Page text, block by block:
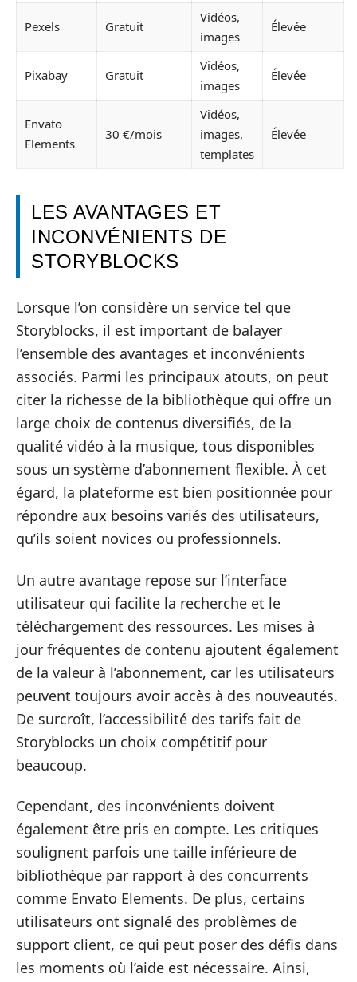
Pexels Gratuit
Vidéos,
images
Élevée
Pixabay Gratuit
Vidéos,
images
Élevée
Envato
Elements
30 €/mois
Vidéos,
images,
templates
Élevée
LES AVANTAGES ET
INCONVÉNIENTS DE
STORYBLOCKS
Lorsque l’on considère un service tel que
Storyblocks, il est important de balayer
l’ensemble des avantages et inconvénients
associés. Parmi les principaux atouts, on peut
citer la richesse de la bibliothèque qui offre un
large choix de contenus diversifiés, de la
qualité vidéo à la musique, tous disponibles
sous un système d’abonnement flexible. À cet
égard, la plateforme est bien positionnée pour
répondre aux besoins variés des utilisateurs,
qu’ils soient novices ou professionnels.
Un autre avantage repose sur l’interface
utilisateur qui facilite la recherche et le
téléchargement des ressources. Les mises à
jour fréquentes de contenu ajoutent également
de la valeur à l’abonnement, car les utilisateurs
peuvent toujours avoir accès à des nouveautés.
De surcroît, l’accessibilité des tarifs fait de
Storyblocks un choix compétitif pour
beaucoup.
Cependant, des inconvénients doivent
également être pris en compte. Les critiques
soulignent parfois une taille inférieure de
bibliothèque par rapport à des concurrents
comme Envato Elements. De plus, certains
utilisateurs ont signalé des problèmes de
support client, ce qui peut poser des défis dans
les moments où l’aide est nécessaire. Ainsi,